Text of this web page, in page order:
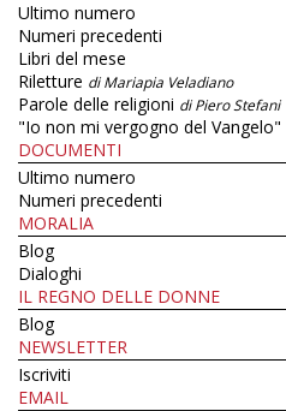
Ultimo numero
Numeri precedenti
Libri del mese
Riletture di Mariapia Veladiano
Parole delle religioni di Piero Stefani
"Io non mi vergogno del Vangelo"
DOCUMENTI
Ultimo numero
Numeri precedenti
MORALIA
Blog
Dialoghi
IL REGNO DELLE DONNE
Blog
NEWSLETTER
Iscriviti
EMAIL